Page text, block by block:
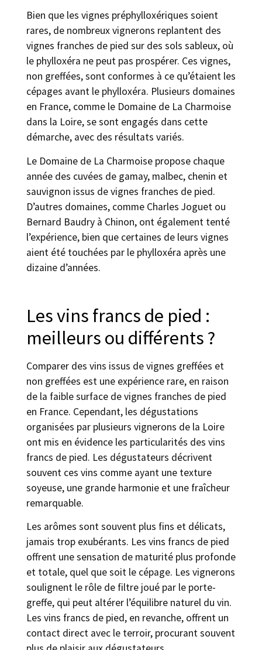
Bien que les vignes préphylloxériques soient
rares, de nombreux vignerons replantent des
vignes franches de pied sur des sols sableux, où
le phylloxéra ne peut pas prospérer. Ces vignes,
non greffées, sont conformes à ce qu’étaient les
cépages avant le phylloxéra. Plusieurs domaines
en France, comme le Domaine de La Charmoise
dans la Loire, se sont engagés dans cette
démarche, avec des résultats variés.
Le Domaine de La Charmoise propose chaque
année des cuvées de gamay, malbec, chenin et
sauvignon issus de vignes franches de pied.
D’autres domaines, comme Charles Joguet ou
Bernard Baudry à Chinon, ont également tenté
l’expérience, bien que certaines de leurs vignes
aient été touchées par le phylloxéra après une
dizaine d’années.
Les vins francs de pied :
meilleurs ou différents ?
Comparer des vins issus de vignes greffées et
non greffées est une expérience rare, en raison
de la faible surface de vignes franches de pied
en France. Cependant, les dégustations
organisées par plusieurs vignerons de la Loire
ont mis en évidence les particularités des vins
francs de pied. Les dégustateurs décrivent
souvent ces vins comme ayant une texture
soyeuse, une grande harmonie et une fraîcheur
remarquable.
Les arômes sont souvent plus fins et délicats,
jamais trop exubérants. Les vins francs de pied
offrent une sensation de maturité plus profonde
et totale, quel que soit le cépage. Les vignerons
soulignent le rôle de filtre joué par le porte-
greffe, qui peut altérer l’équilibre naturel du vin.
Les vins francs de pied, en revanche, offrent un
contact direct avec le terroir, procurant souvent